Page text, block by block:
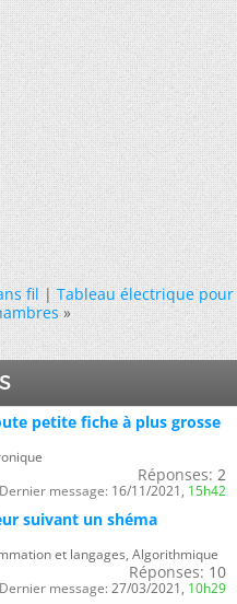
fil|Tableau électrique pour
»
petite fiche à plus grosse
Réponses: 2
Dernier message: 16/11/2021, 15h42
suivant un shéma
et langages, Algorithmique
Réponses: 10
Dernier message: 27/03/2021, 10h29